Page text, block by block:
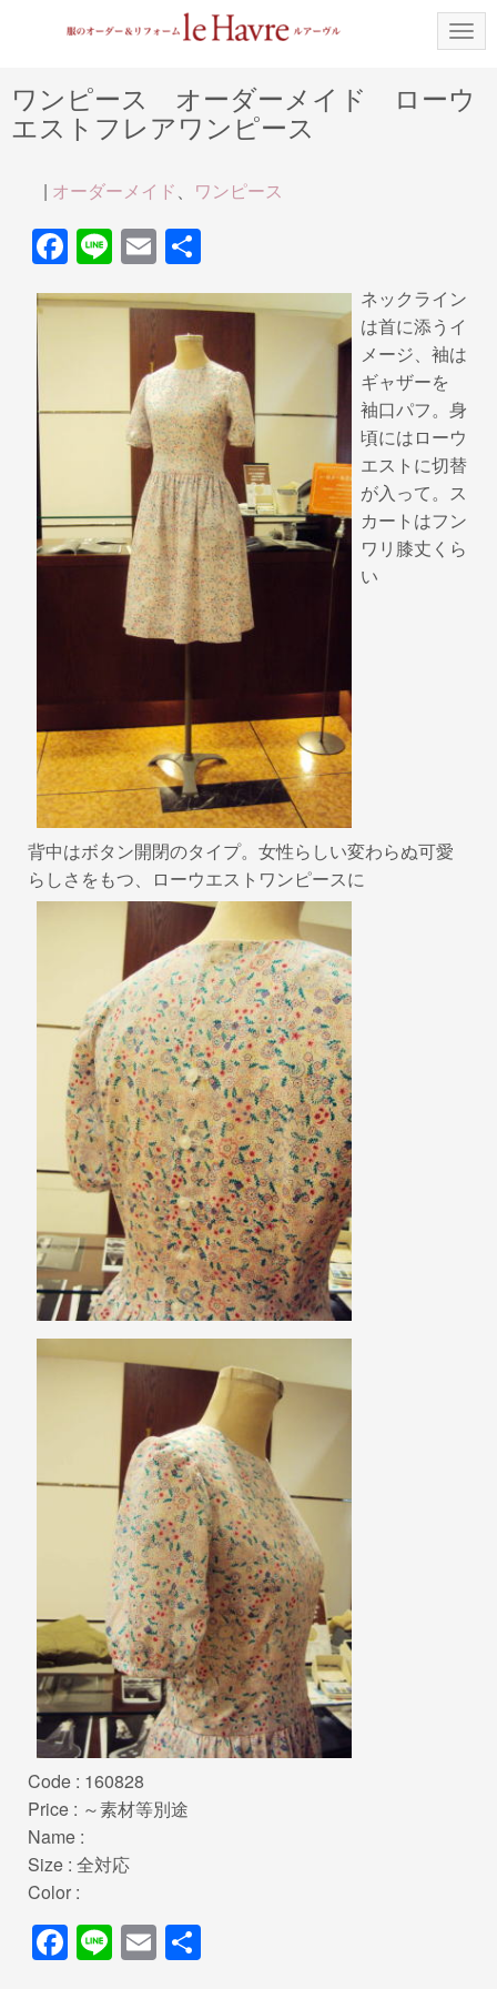
N
a
i
g
a
ワンピース オーダーメイド ローウ
エストフレアワンピース
| オーダーメイド、 ワンピース
F
a
c
o
Li
n
e
E
m
ail
有
ネックライン
は首に添うイ
メージ、袖は
ギャザーを
袖口パフ。身
頃にはローウ
エストに切替
が入って。ス
カートはフン
ワリ膝丈くら
い
背中はボタン開閉のタイプ。女性らしい変わらぬ可愛
らしさをもつ、ローウエストワンピースに
Code : 160828
Price : ～素材等別途
Name :
Size : 全対応
Color :
F
a
Li
n
E
m